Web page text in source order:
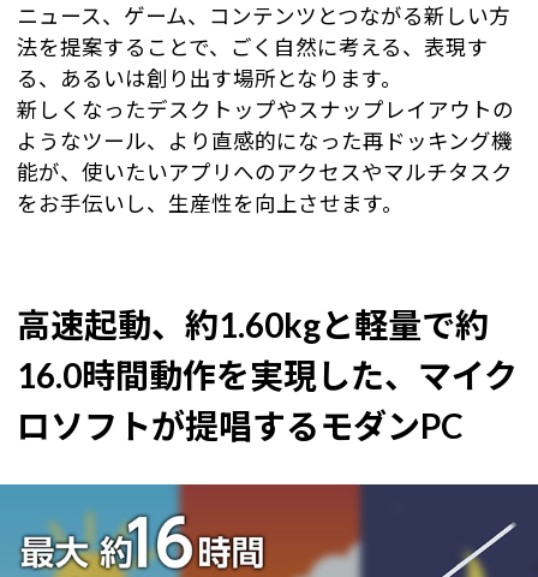
ニュース、ゲーム、コンテンツとつながる新しい方
法を提案することで、ごく自然に考える、表現す
る、あるいは創り出す場所となります。
新しくなったデスクトップやスナップレイアウトの
ようなツール、より直感的になった再ドッキング機
能が、使いたいアプリへのアクセスやマルチタスク
をお手伝いし、生産性を向上させます。
高速起動、約1.60kgと軽量で約
16.0時間動作を実現した、マイク
ロソフトが提唱するモダンPC